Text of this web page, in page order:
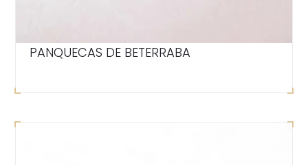
PANQUECAS DE BETERRABA